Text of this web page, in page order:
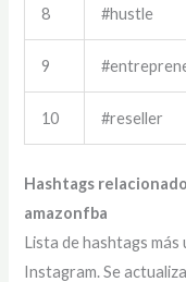
8 #hustle
9
10 #reseller
Hashtags
amazonfba
Lista de hashtags más
Instagram. Se